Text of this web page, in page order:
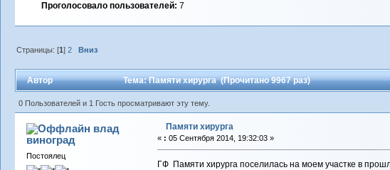
Проголосовало пользователей: 7
Страницы: [1]2 Вниз
Автор Тема: Памяти хирурга (Прочитано 9967 раз)
0 Пользователей и 1 Гость просматривают эту тему.
влад
виноград
Постоялец
Памяти хирурга
« : 05 Сентября 2014, 19:32:03 »
ГФ Памяти хирурга поселилась на моем участке в